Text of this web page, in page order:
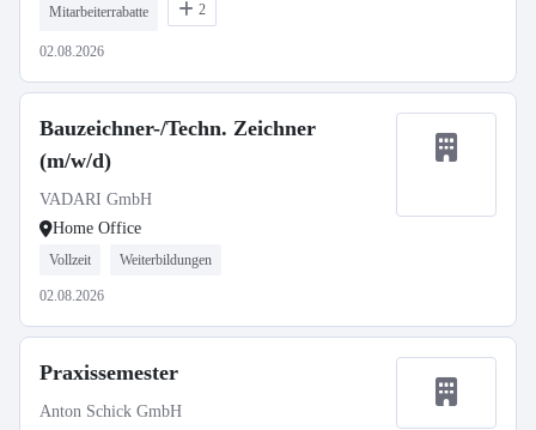
Mitarbeiterrabatte 2
02.08.2026
Bauzeichner-/Techn. Zeichner
(m/w/d)
VADARI GmbH
Home Office
Vollzeit Weiterbildungen
02.08.2026
Praxissemester
Anton Schick GmbH